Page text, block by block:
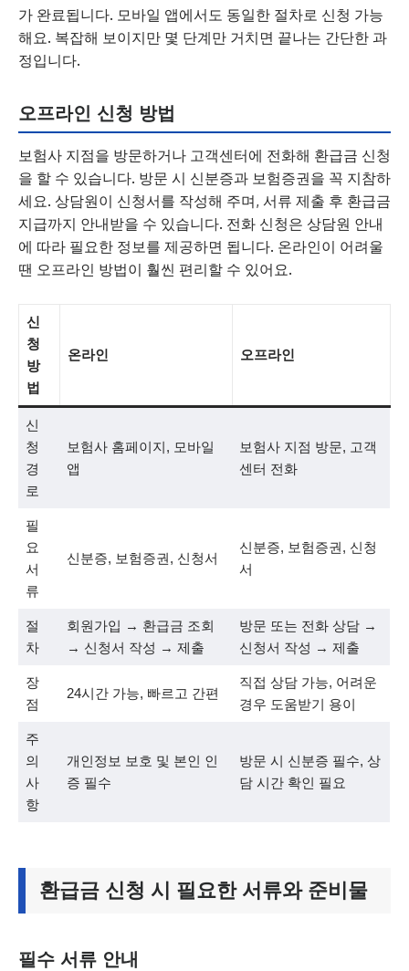
가 완료됩니다. 모바일 앱에서도 동일한 절차로 신청 가능
해요. 복잡해 보이지만 몇 단계만 거치면 끝나는 간단한 과
정입니다.
오프라인 신청 방법
보험사 지점을 방문하거나 고객센터에 전화해 환급금 신청
을 할 수 있습니다. 방문 시 신분증과 보험증권을 꼭 지참하
세요. 상담원이 신청서를 작성해 주며, 서류 제출 후 환급금
지급까지 안내받을 수 있습니다. 전화 신청은 상담원 안내
에 따라 필요한 정보를 제공하면 됩니다. 온라인이 어려울
땐 오프라인 방법이 훨씬 편리할 수 있어요.
신
청
방
법
온라인 오프라인
신
청
경
로
보험사 홈페이지, 모바일
앱
보험사 지점 방문, 고객
센터 전화
필
요
서
류
신분증, 보험증권, 신청서
신분증, 보험증권, 신청
서
절
차
회원가입 → 환급금 조회
→ 신청서 작성 → 제출
방문 또는 전화 상담 →
신청서 작성 → 제출
장
점
24시간 가능, 빠르고 간편
직접 상담 가능, 어려운
경우 도움받기 용이
주
의
사
항
개인정보 보호 및 본인 인
증 필수
방문 시 신분증 필수, 상
담 시간 확인 필요
환급금 신청 시 필요한 서류와 준비물
필수 서류 안내